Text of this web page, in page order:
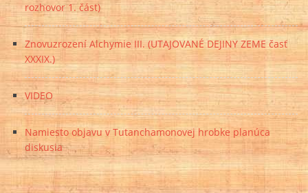
rozhovor 1. část)
Znovuzrození Alchymie III. (UTAJOVANÉ DEJINY ZEME časť
XXXIX.)
VIDEO
Namiesto objavu v Tutanchamonovej hrobke planúca
diskusia